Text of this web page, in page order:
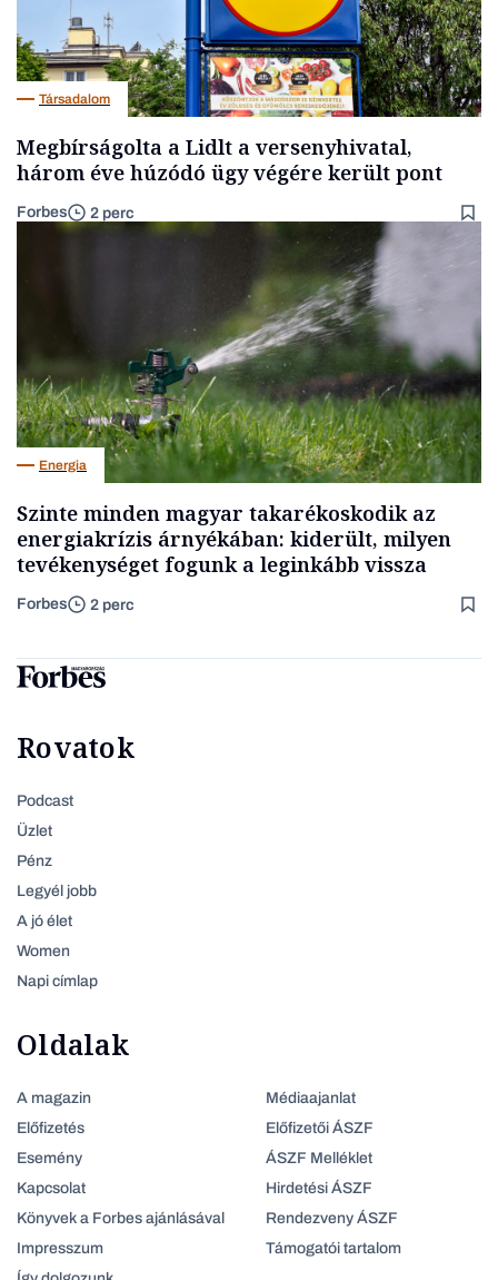
Társadalom
Megbírságolta a Lidlt a versenyhivatal,
három éve húzódó ügy végére került pont
Forbes 2 perc
Energia
Szinte minden magyar takarékoskodik az
energiakrízis árnyékában: kiderült, milyen
tevékenységet fogunk a leginkább vissza
Forbes 2 perc
Rovatok
Podcast
Üzlet
Pénz
Legyél jobb
A jó élet
Women
Napi címlap
Oldalak
A magazin
Előfizetés
Esemény
Kapcsolat
Könyvek a Forbes ajánlásával
Impresszum
Médiaajanlat
Előfizetői ÁSZF
ÁSZF Melléklet
Hirdetési ÁSZF
Rendezveny ÁSZF
Támogatói tartalom